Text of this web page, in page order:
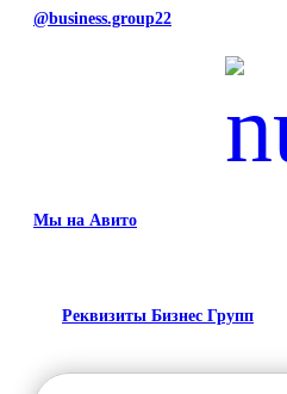
@business.group22
Мы на Авито
Реквизиты Бизнес Групп